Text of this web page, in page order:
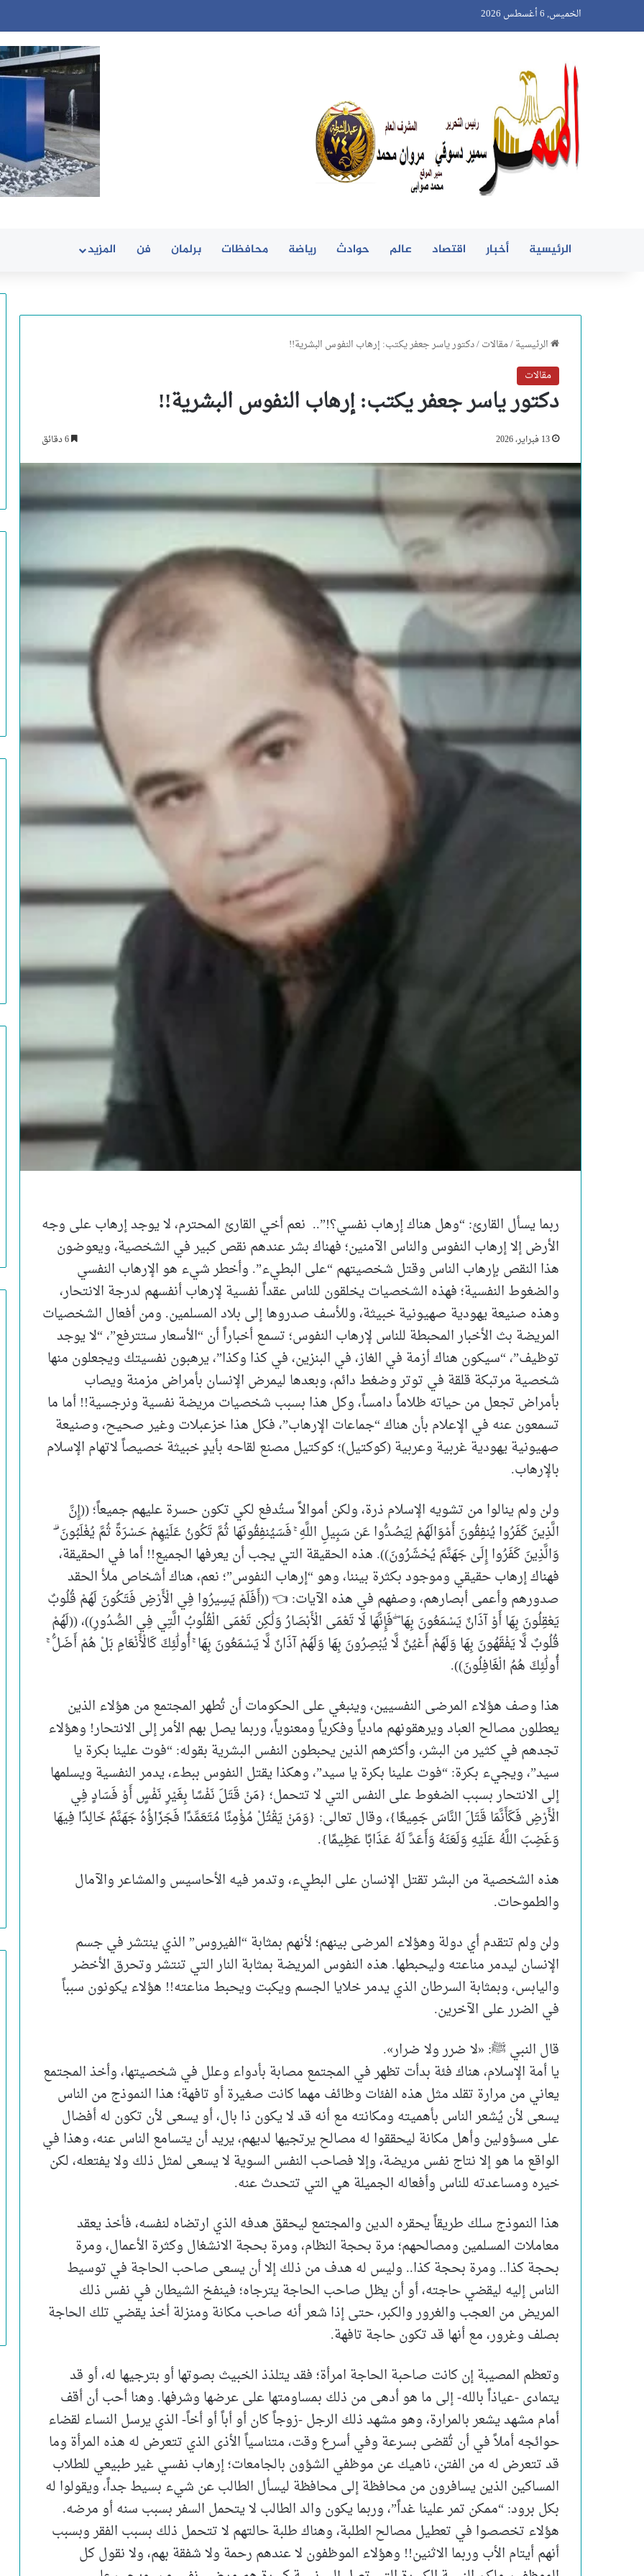
الخميس, 6 أغسطس 2026
الرئيسية أخبار اقتصاد عالم حوادث رياضة محافظات برلمان فن المزيد
الرئيسية/مقالات/دكتور ياسر جعفر يكتب: إرهاب النفوس البشرية!!
مقالات
دكتور ياسر جعفر يكتب: إرهاب النفوس البشرية!!
13 فبراير، 2026
ربما يسأل القارئ: “وهل هناك إرهاب نفسي؟!”.. نعم أخي القارئ المحترم، لا يوجد إرهاب على وجه
الأرض إلا إرهاب النفوس والناس الآمنين؛ فهناك بشر عندهم نقص كبير في الشخصية، ويعوضون
هذا النقص بإرهاب الناس وقتل شخصيتهم “على البطيء”. وأخطر شيء هو الإرهاب النفسي
والضغوط النفسية؛ فهذه الشخصيات يخلقون للناس عقداً نفسية لإرهاب أنفسهم لدرجة الانتحار،
وهذه صنيعة يهودية صهيونية خبيثة، وللأسف صدروها إلى بلاد المسلمين. ومن أفعال الشخصيات
المريضة بث الأخبار المحبطة للناس لإرهاب النفوس؛ تسمع أخباراً أن “الأسعار ستترفع”، “لا يوجد
توظيف”، “سيكون هناك أزمة في الغاز، في البنزين، في كذا وكذا”، يرهبون نفسيتك ويجعلون منها
شخصية مرتبكة قلقة في توتر وضغط دائم، وبعدها ليمرض الإنسان بأمراض مزمنة ويصاب
بأمراض تجعل من حياته ظلاماً دامساً، وكل هذا بسبب شخصيات مريضة نفسية ونرجسية!! أما ما
تسمعون عنه في الإعلام بأن هناك “جماعات الإرهاب”، فكل هذا خزعبلات وغير صحيح، وصنيعة
صهيونية يهودية غربية وعربية (كوكتيل)؛ كوكتيل مصنع لقاحه بأيدٍ خبيثة خصيصاً لاتهام الإسلام
بالإرهاب.
ولن ولم ينالوا من تشويه الإسلام ذرة، ولكن أموالاً ستُدفع لكي تكون حسرة عليهم جميعاً؛ ((إِنَّ
الَّذِينَ كَفَرُوا يُنفِقُونَ أَمْوَالَهُمْ لِيَصُدُّوا عَن سَبِيلِ اللَّهِ ۚ فَسَيُنفِقُونَهَا ثُمَّ تَكُونُ عَلَيْهِمْ حَسْرَةً ثُمَّ يُغْلَبُونَ ۗ
وَالَّذِينَ كَفَرُوا إِلَىٰ جَهَنَّمَ يُحْشَرُونَ)). هذه الحقيقة التي يجب أن يعرفها الجميع!! أما في الحقيقة،
فهناك إرهاب حقيقي وموجود بكثرة بيننا، وهو “إرهاب النفوس”؛ نعم، هناك أشخاص ملأ الحقد
صدورهم وأعمى أبصارهم، وصفهم في هذه الآيات: 👈 ((أَفَلَمْ يَسِيرُوا فِي الْأَرْضِ فَتَكُونَ لَهُمْ قُلُوبٌ
يَعْقِلُونَ بِهَا أَوْ آذَانٌ يَسْمَعُونَ بِهَا ۖ فَإِنَّهَا لَا تَعْمَى الْأَبْصَارُ وَلَٰكِن تَعْمَى الْقُلُوبُ الَّتِي فِي الصُّدُورِ))، ((لَهُمْ
قُلُوبٌ لَّا يَفْقَهُونَ بِهَا وَلَهُمْ أَعْيُنٌ لَّا يُبْصِرُونَ بِهَا وَلَهُمْ آذَانٌ لَّا يَسْمَعُونَ بِهَا ۚ أُولَٰئِكَ كَالْأَنْعَامِ بَلْ هُمْ أَضَلُّ ۚ
أُولَٰئِكَ هُمُ الْغَافِلُونَ)).
هذا وصف هؤلاء المرضى النفسيين، وينبغي على الحكومات أن تُطهر المجتمع من هؤلاء الذين
يعطلون مصالح العباد ويرهقونهم مادياً وفكرياً ومعنوياً، وربما يصل بهم الأمر إلى الانتحار! وهؤلاء
تجدهم في كثير من البشر، وأكثرهم الذين يحبطون النفس البشرية بقوله: “فوت علينا بكرة يا
سيد”، ويجيء بكرة: “فوت علينا بكرة يا سيد”، وهكذا يقتل النفوس ببطء، يدمر النفسية ويسلمها
إلى الانتحار بسبب الضغوط على النفس التي لا تتحمل؛ {مَنْ قَتَلَ نَفْسًا بِغَيْرِ نَفْسٍ أَوْ فَسَادٍ فِي
الْأَرْضِ فَكَأَنَّمَا قَتَلَ النَّاسَ جَمِيعًا}، وقال تعالى: {وَمَنْ يَقْتُلْ مُؤْمِنًا مُتَعَمِّدًا فَجَزَاؤُهُ جَهَنَّمُ خَالِدًا فِيهَا
وَغَضِبَ اللَّهُ عَلَيْهِ وَلَعَنَهُ وَأَعَدَّ لَهُ عَذَابًا عَظِيمًا}.
هذه الشخصية من البشر تقتل الإنسان على البطيء، وتدمر فيه الأحاسيس والمشاعر والآمال
والطموحات.
ولن ولم تتقدم أي دولة وهؤلاء المرضى بينهم؛ لأنهم بمثابة “الفيروس” الذي ينتشر في جسم
الإنسان ليدمر مناعته وليحبطها. هذه النفوس المريضة بمثابة النار التي تنتشر وتحرق الأخضر
واليابس، وبمثابة السرطان الذي يدمر خلايا الجسم ويكبت ويحبط مناعته!! هؤلاء يكونون سبباً
في الضرر على الآخرين.
قال النبي ﷺ: «لا ضرر ولا ضرار».
يا أمة الإسلام، هناك فئة بدأت تظهر في المجتمع مصابة بأدواء وعلل في شخصيتها، وأخذ المجتمع
يعاني من مرارة تقلد مثل هذه الفئات وظائف مهما كانت صغيرة أو تافهة؛ هذا النموذج من الناس
يسعى لأن يُشعر الناس بأهميته ومكانته مع أنه قد لا يكون ذا بال، أو يسعى لأن تكون له أفضال
على مسؤولين وأهل مكانة ليحققوا له مصالح يرتجيها لديهم، يريد أن يتسامع الناس عنه، وهذا في
الواقع ما هو إلا نتاج نفس مريضة، وإلا فصاحب النفس السوية لا يسعى لمثل ذلك ولا يفتعله، لكن
خيره ومساعدته للناس وأفعاله الجميلة هي التي تتحدث عنه.
هذا النموذج سلك طريقاً يحقره الدين والمجتمع ليحقق هدفه الذي ارتضاه لنفسه، فأخذ يعقد
معاملات المسلمين ومصالحهم؛ مرة بحجة النظام، ومرة بحجة الانشغال وكثرة الأعمال، ومرة
بحجة كذا.. ومرة بحجة كذا.. وليس له هدف من ذلك إلا أن يسعى صاحب الحاجة في توسيط
الناس إليه ليقضي حاجته، أو أن يظل صاحب الحاجة يترجاه؛ فينفخ الشيطان في نفس ذلك
المريض من العجب والغرور والكبر، حتى إذا شعر أنه صاحب مكانة ومنزلة أخذ يقضي تلك الحاجة
بصلف وغرور، مع أنها قد تكون حاجة تافهة.
وتعظم المصيبة إن كانت صاحبة الحاجة امرأة؛ فقد يتلذذ الخبيث بصوتها أو بترجيها له، أو قد
يتمادى -عياذاً بالله- إلى ما هو أدهى من ذلك بمساومتها على عرضها وشرفها. وهنا أحب أن أقف
أمام مشهد يشعر بالمرارة، وهو مشهد ذلك الرجل -زوجاً كان أو أباً أو أخاً- الذي يرسل النساء لقضاء
حوائجه أملاً في أن تُقضى بسرعة وفي أسرع وقت، متناسياً الأذى الذي تتعرض له هذه المرأة وما
قد تتعرض له من الفتن، ناهيك عن موظفي الشؤون بالجامعات؛ إرهاب نفسي غير طبيعي للطلاب
المساكين الذين يسافرون من محافظة إلى محافظة ليسأل الطالب عن شيء بسيط جداً، ويقولوا له
بكل برود: “ممكن تمر علينا غداً”، وربما يكون والد الطالب لا يتحمل السفر بسبب سنه أو مرضه.
هؤلاء تخصصوا في تعطيل مصالح الطلبة، وهناك طلبة حالتهم لا تتحمل ذلك بسبب الفقر وبسبب
أنهم أيتام الأب وربما الاثنين!! وهؤلاء الموظفون لا عندهم رحمة ولا شفقة بهم، ولا نقول كل